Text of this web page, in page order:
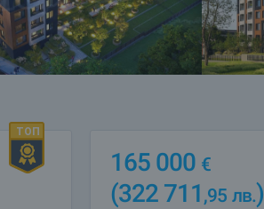
165 000 €
(322 711 ,95 лв.)